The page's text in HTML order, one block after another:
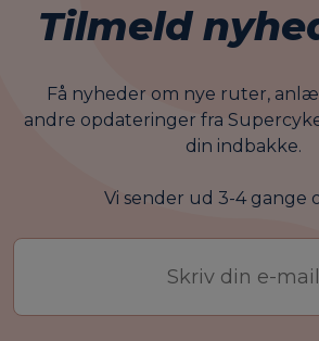
Tilmeld
Få nyheder om nye ruter,
andre opdateringer fra
din indbakke.
Vi sender ud 3-4 gange
E-